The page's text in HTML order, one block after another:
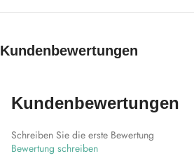
Kundenbewertungen
Kundenbewertungen
Schreiben Sie die erste Bewertung
Bewertung schreiben